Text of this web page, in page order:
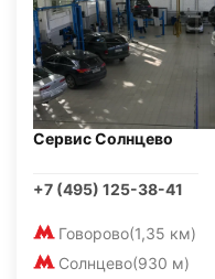
Сервис Солнцево
+7 (495) 125-38-41
Говорово(1,35 км)
Солнцево(930 м)